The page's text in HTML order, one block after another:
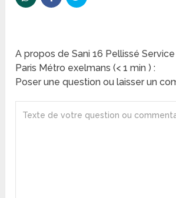
A propos de Sani 16 Pellissé
Paris Métro exelmans (< 1 min ) :
Poser une question ou laisser un